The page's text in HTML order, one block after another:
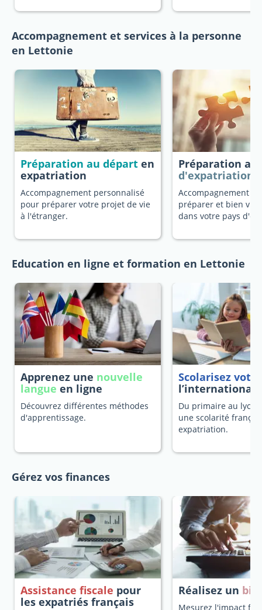
Accompagnement et services à la personne
en Lettonie
Préparation au départ en
expatriation
Accompagnement personnalisé
pour préparer votre projet de vie
à l'étranger.
Préparation au
d'expatriation
Accompagnement
préparer et bien
dans votre pays
Education en ligne et formation en Lettonie
Apprenez une nouvelle
langue en ligne
Découvrez différentes méthodes
d'apprentissage.
Scolarisez
l’international
Du primaire au
une scolarité
expatriation.
Gérez vos finances
Assistance fiscale pour
les expatriés français
Réalisez un
Mesurez l'impact